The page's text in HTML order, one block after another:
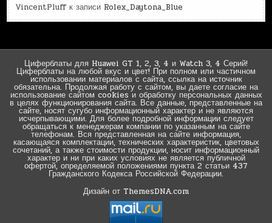
VincentPluffк записи Rolex_Daytona_Blue
Циферблаты для Huawei GT 1, 2, 3, 4 и Watch 3, 4 Серий!
Циферблаты на любой вкус и цвет! При полном или частичном
использовании материалов с сайта, ссылка на источник
обязательна. Продолжая работу с сайтом, вы даете согласие на
использование сайтом cookies и обработку персональных данных
в целях функционирования сайта. Все данные, представленные на
сайте, носят сугубо информационный характер и не являются
исчерпывающими. Для более подробной информации следует
обращаться к менеджерам компании по указанным на сайте
телефонам. Вся представленная на сайте информация,
касающаяся комплектации, технических характеристик, цветовых
сочетаний, а также стоимости продукции, носит информационный
характер и ни при каких условиях не является публичной
офертой, определяемой положениями пункта 2 статьи 437
Гражданского Кодекса Российской Федерации.
Дизайн от ThemesDNA.com